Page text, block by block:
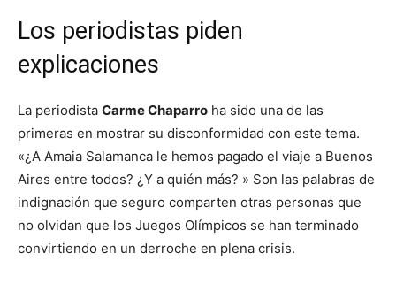
Los periodistas piden
explicaciones
La periodista Carme Chaparro ha sido una de las
primeras en mostrar su disconformidad con este tema.
«¿A Amaia Salamanca le hemos pagado el viaje a Buenos
Aires entre todos? ¿Y a quién más? » Son las palabras de
indignación que seguro comparten otras personas que
no olvidan que los Juegos Olímpicos se han terminado
convirtiendo en un derroche en plena crisis.